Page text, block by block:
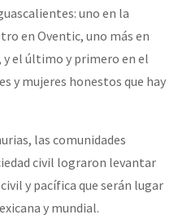
uno en la
en Oventic, uno más en
y el último y primero en el
y mujeres honestos que hay
las comunidades
civil lograron levantar
y pacífica que serán lugar
y mundial.